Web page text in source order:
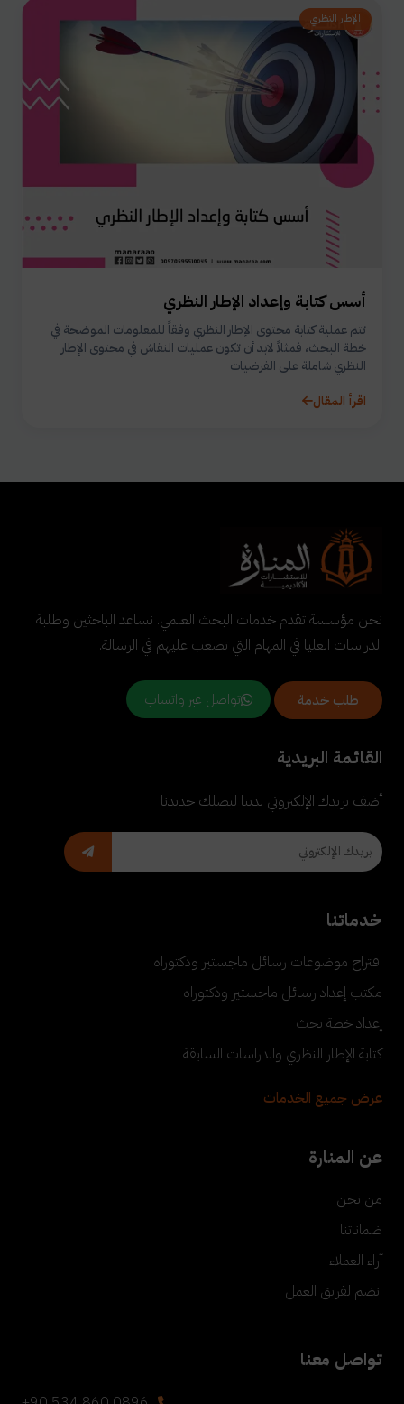
الإطار النظري
أسس كتابة وإعداد الإطار النظري
تتم عملية كتابة محتوى الإطار النظري وفقاً للمعلومات الموضحة في
خطة البحث، فمثلاً لابد أن تكون عمليات النقاش في محتوى الإطار
النظري شاملة على الفرضيات
اقرأ المقال
نحن مؤسسة تقدم خدمات البحث العلمي. نساعد الباحثين وطلبة
الدراسات العليا في المهام التي تصعب عليهم في الرسالة.
طلب خدمة تواصل عبر واتساب
القائمة البريدية
أضف بريدك الإلكتروني لدينا ليصلك جديدنا
خدماتنا
اقتراح موضوعات رسائل ماجستير ودكتوراه
مكتب إعداد رسائل ماجستير ودكتوراه
إعداد خطة بحث
كتابة الإطار النظري والدراسات السابقة
عرض جميع الخدمات
عن المنارة
من نحن
ضماناتنا
آراء العملاء
انضم لفريق العمل
تواصل معنا